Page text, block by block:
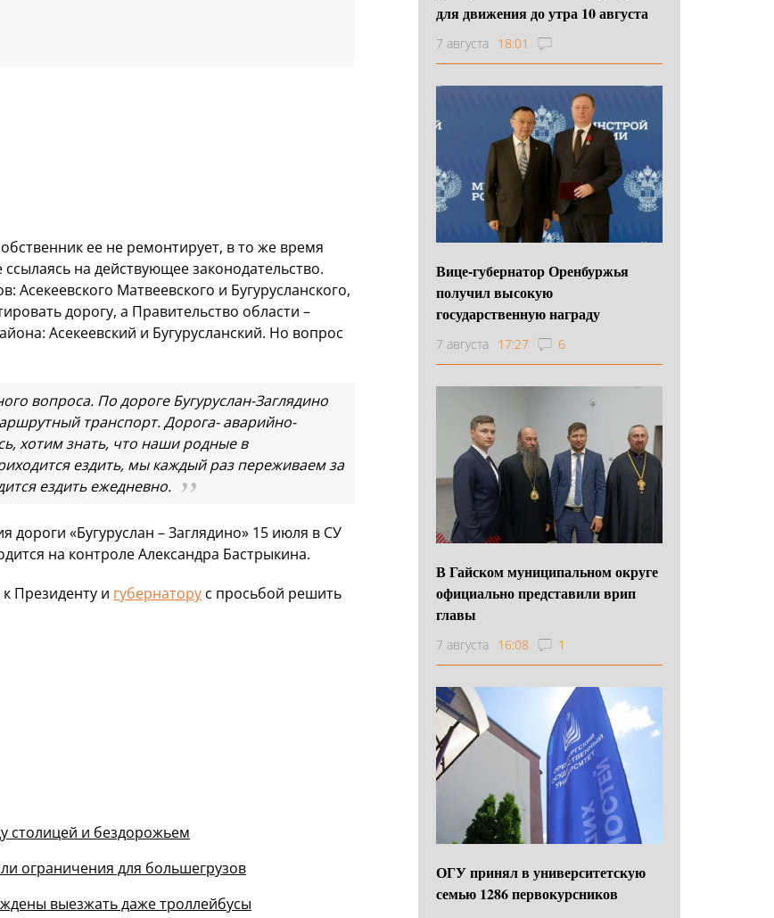
ее не ремонтирует, в то же время
на действующее законодательство.
Матвеевского и Бугурусланского,
дорогу, а Правительство области –
Асекеевский и Бугурусланский. Но вопрос
вопроса. По дороге Бугуруслан-Заглядино
транспорт. Дорога- аварийно-
хотим знать, что наши родные в
ездить, мы каждый раз переживаем за
ездить ежедневно.
дороги «Бугуруслан – Заглядино» 15 июля в СУ
на контроле Александра Бастрыкина.
Президенту и губернатору с просьбой решить
столицей и бездорожьем
ограничения для большегрузов
выезжать даже троллейбусы
для движения до утра 10 августа
7 августа 18:01
Вице-губернатор Оренбуржья
получил высокую
государственную награду
7 августа 17:27 6
В Гайском муниципальном округе
официально представили врип
главы
7 августа 16:08 1
ОГУ принял в университетскую
семью 1286 первокурсников